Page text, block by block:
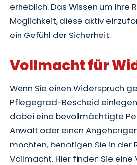
erheblich. Das Wissen um Ihre
Möglichkeit, diese aktiv
ein Gefühl der Sicherheit.
Vollmacht für
Wenn Sie einen Widerspruch
Pflegegrad-Bescheid
dabei eine bevollmächtigte
Anwalt oder einen
möchten, benötigen Sie in der
Vollmacht. Hier finden Sie eine